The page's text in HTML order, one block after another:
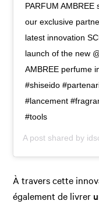
PARFUM
our exclusive
latest innovation
launch of the new
AMBREE perfume
#shiseido
#lancement
#tools
A post shared by
À travers cette
également de livrer